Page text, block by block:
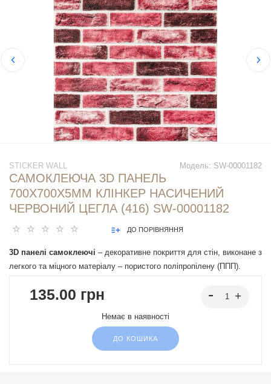
Модель: SW-00001182
STICKER WALL
САМОКЛЕЮЧА 3D ПАНЕЛЬ
700Х700Х5ММ КЛІНКЕР НАСИЧЕНИЙ
ЧЕРВОНИЙ ЦЕГЛА (416) SW-00001182
ДО ПОРІВНЯННЯ
3D панелі самоклеючі – декоративне покриття для стін, виконане з
легкого та міцного матеріалу – пористого поліпропілену (ППП).
широкому різноманітті кольорів та наявність клейового шару, що
135.00 грн
Немає в наявності
ДО КОШИКА